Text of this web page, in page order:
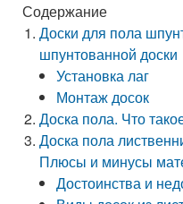
Содержание
Доски для пола
шпунтованной доски
Установка лаг
Монтаж досок
Доска пола. Что
Доска пола
Плюсы и минусы
Достоинства и